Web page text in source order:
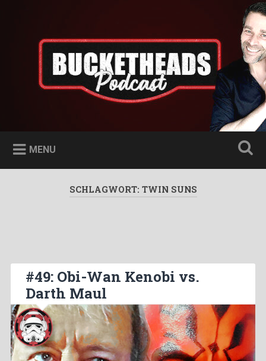
MENU
SCHLAGWORT: TWIN SUNS
#49: Obi-Wan Kenobi vs.
Darth Maul